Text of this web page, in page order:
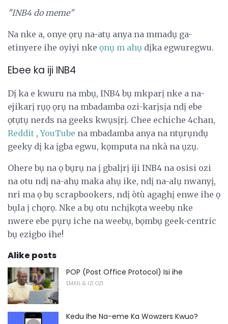
"INB4 do meme"
Na nke a, onye ọrụ na-atụ anya na mmadụ ga-
etinyere ihe oyiyi nke ọnụ m ahụ dịka egwuregwu.
Ebee ka iji INB4
Dị ka e kwuru na mbụ, INB4 bụ mkparị nke a na-
ejikarị rụọ ọrụ na mbadamba ozi-karịsịa ndị ebe
ọtụtụ nerds na geeks kwụsịrị. Chee echiche 4chan,
Reddit ,YouTube na mbadamba anya na ntụrụndụ
geeky dị ka ịgba egwu, kọmputa na nkà na ụzụ.
Ohere bụ na ọ bụrụ na ị gbalịrị iji INB4 na osisi ozi
na otu ndị na-ahụ maka ahụ ike, ndị na-alụ nwanyị,
nri ma ọ bụ scrapbookers, ndị òtù agaghị enwe ihe ọ
bụla ị chọrọ. Nke a bụ otu nchịkọta weebụ nke
nwere ebe pụrụ iche na weebụ, bọmbụ geek-centric
bụ ezigbo ihe!
Alike posts
POP (Post Office Protocol) Isi ihe
EMAIL & IZI OZI
Kedu Ihe Na-eme Ka Wowzers Kwuo?